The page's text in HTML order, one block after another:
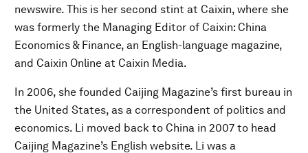
newswire. This is her second stint at Caixin, where she
was formerly the Managing Editor of Caixin: China
Economics & Finance, an English-language magazine,
and Caixin Online at Caixin Media.
In 2006, she founded Caijing Magazine’s first bureau in
the United States, as a correspondent of politics and
economics. Li moved back to China in 2007 to head
Caijing Magazine’s English website. Li was a